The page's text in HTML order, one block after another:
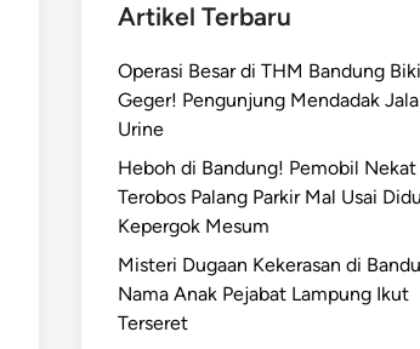
Artikel Terbaru
Operasi Besar di THM Bandung
Geger! Pengunjung Mendadak
Urine
Heboh di Bandung! Pemobil Nekat
Terobos Palang Parkir Mal Usai
Kepergok Mesum
Misteri Dugaan Kekerasan di
Nama Anak Pejabat Lampung Ikut
Terseret